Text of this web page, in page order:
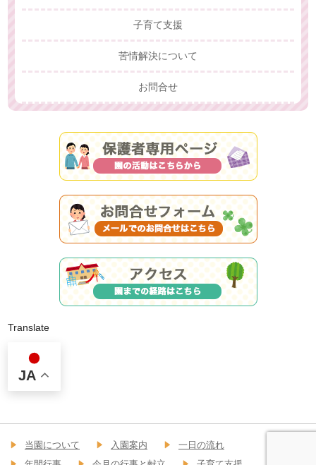
子育て支援
苦情解決について
お問合せ
Translate
JA
当園について 入園案内
一日の流れ